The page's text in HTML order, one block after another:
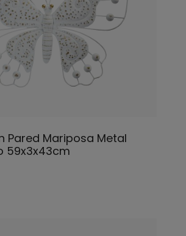
Pared Mariposa Metal
59x3x43cm